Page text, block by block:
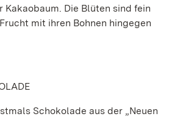
Die Blüten sind fein
mit ihren Bohnen hingegen
Schokolade aus der „Neuen